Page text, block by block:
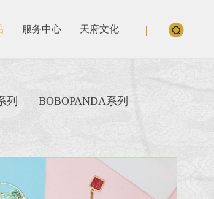
服务中心 天府文化
列
BOBOPANDA系列